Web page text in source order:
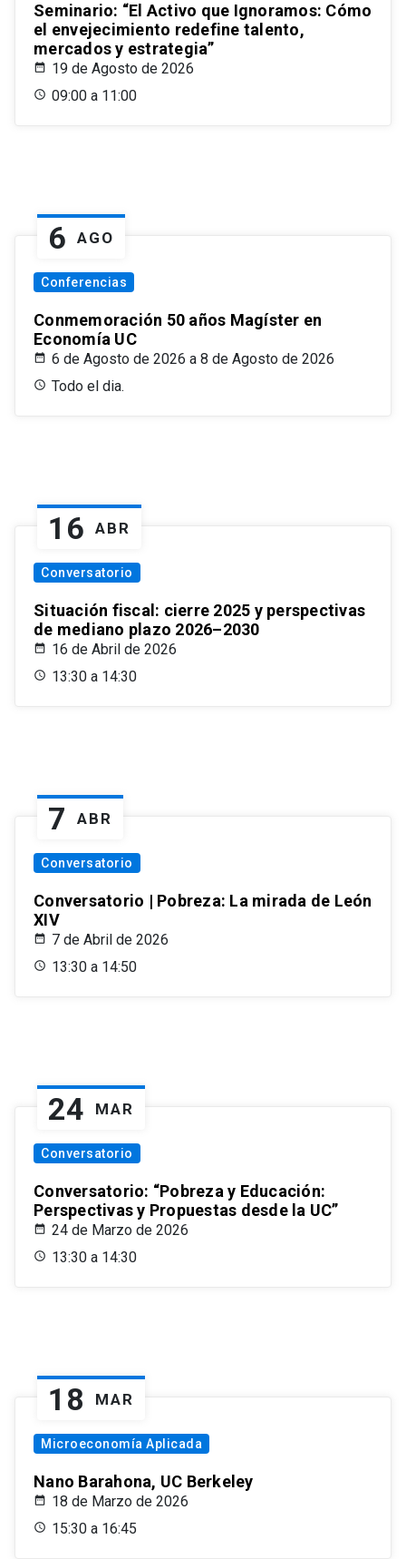
Seminario: “El Activo que Ignoramos: Cómo
el envejecimiento redefine talento,
mercados y estrategia”
19 de Agosto de 2026
09:00 a 11:00
6 AGO
Conferencias
Conmemoración 50 años Magíster en
Economía UC
6 de Agosto de 2026 a 8 de Agosto de 2026
Todo el dia.
16 ABR
Conversatorio
Situación fiscal: cierre 2025 y perspectivas
de mediano plazo 2026–2030
16 de Abril de 2026
13:30 a 14:30
7 ABR
Conversatorio
Conversatorio | Pobreza: La mirada de León
XIV
7 de Abril de 2026
13:30 a 14:50
24 MAR
Conversatorio
Conversatorio: “Pobreza y Educación:
Perspectivas y Propuestas desde la UC”
24 de Marzo de 2026
13:30 a 14:30
18 MAR
Microeconomía Aplicada
Nano Barahona, UC Berkeley
18 de Marzo de 2026
15:30 a 16:45